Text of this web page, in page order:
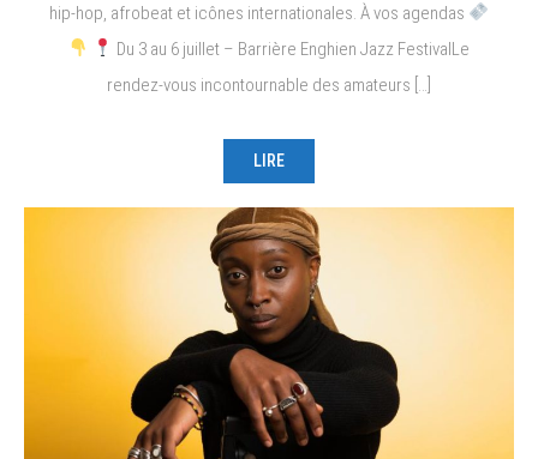
hip-hop, afrobeat et icônes internationales. À vos agendas
Du 3 au 6 juillet – Barrière Enghien Jazz FestivalLe
rendez-vous incontournable des amateurs […]
LIRE